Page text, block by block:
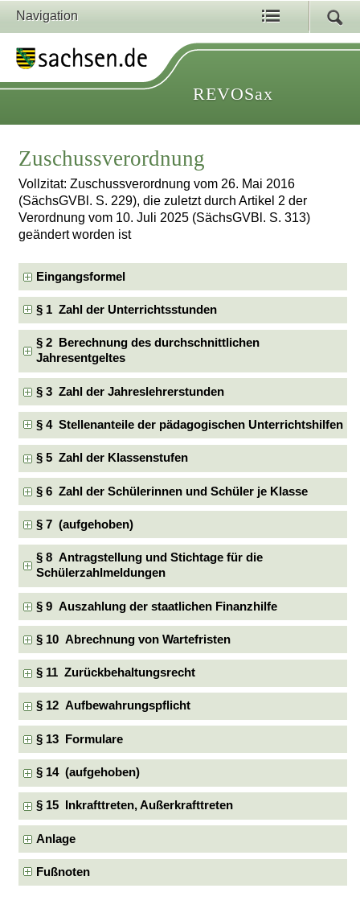
Navigation
REVOSax
Zuschussverordnung
Vollzitat: Zuschussverordnung vom 26. Mai 2016
(SächsGVBl. S. 229), die zuletzt durch Artikel 2 der
Verordnung vom 10. Juli 2025 (SächsGVBl. S. 313)
geändert worden ist
Eingangsformel
§ 1 Zahl der Unterrichtsstunden
§ 2 Berechnung des durchschnittlichen
Jahresentgeltes
§ 3 Zahl der Jahreslehrerstunden
§ 4 Stellenanteile der pädagogischen Unterrichtshilfen
§ 5 Zahl der Klassenstufen
§ 6 Zahl der Schülerinnen und Schüler je Klasse
§ 7 (aufgehoben)
§ 8 Antragstellung und Stichtage für die
Schülerzahlmeldungen
§ 9 Auszahlung der staatlichen Finanzhilfe
§ 10 Abrechnung von Wartefristen
§ 11 Zurückbehaltungsrecht
§ 12 Aufbewahrungspflicht
§ 13 Formulare
§ 14 (aufgehoben)
§ 15 Inkrafttreten, Außerkrafttreten
Anlage
Fußnoten